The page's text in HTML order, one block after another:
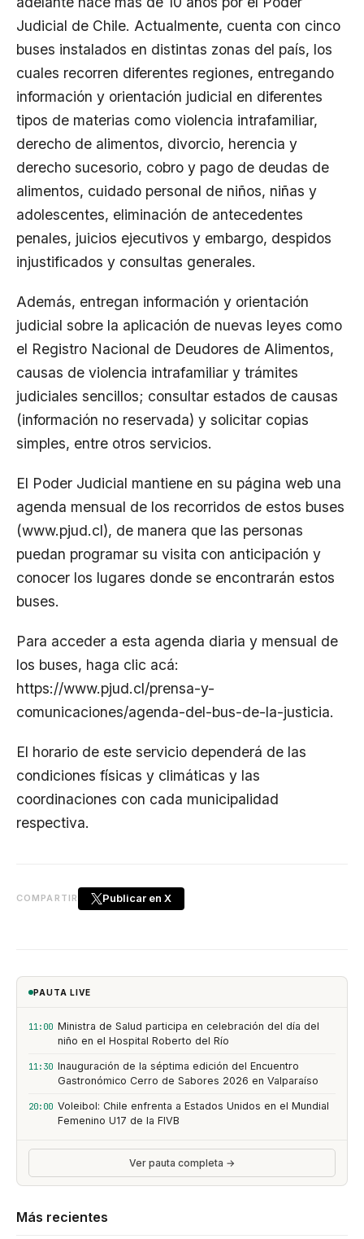
Judicial de Chile. Actualmente, cuenta con cinco
buses instalados en distintas zonas del país, los
cuales recorren diferentes regiones, entregando
información y orientación judicial en diferentes
tipos de materias como violencia intrafamiliar,
derecho de alimentos, divorcio, herencia y
derecho sucesorio, cobro y pago de deudas de
alimentos, cuidado personal de niños, niñas y
adolescentes, eliminación de antecedentes
penales, juicios ejecutivos y embargo, despidos
injustificados y consultas generales.
Además, entregan información y orientación
judicial sobre la aplicación de nuevas leyes como
el Registro Nacional de Deudores de Alimentos,
causas de violencia intrafamiliar y trámites
judiciales sencillos; consultar estados de causas
(información no reservada) y solicitar copias
simples, entre otros servicios.
El Poder Judicial mantiene en su página web una
agenda mensual de los recorridos de estos buses
(www.pjud.cl), de manera que las personas
puedan programar su visita con anticipación y
conocer los lugares donde se encontrarán estos
buses.
Para acceder a esta agenda diaria y mensual de
los buses, haga clic acá:
https://www.pjud.cl/prensa-y-
comunicaciones/agenda-del-bus-de-la-justicia.
El horario de este servicio dependerá de las
condiciones físicas y climáticas y las
coordinaciones con cada municipalidad
respectiva.
COMPARTIR Publicar en X
PAUTA LIVE
11:00 Ministra de Salud participa en celebración del día del
niño en el Hospital Roberto del Río
11:30 Inauguración de la séptima edición del Encuentro
Gastronómico Cerro de Sabores 2026 en Valparaíso
20:00 Voleibol: Chile enfrenta a Estados Unidos en el Mundial
Femenino U17 de la FIVB
Ver pauta completa →
Más recientes